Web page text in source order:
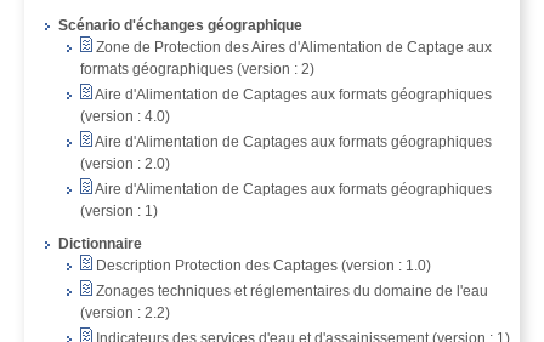
Scénario d'échanges géographique
Zone de Protection des Aires d'Alimentation de Captage aux
formats géographiques (version : 2)
Aire d'Alimentation de Captages aux formats géographiques
(version : 4.0)
Aire d'Alimentation de Captages aux formats géographiques
(version : 2.0)
Aire d'Alimentation de Captages aux formats géographiques
(version : 1)
Dictionnaire
Description Protection des Captages (version : 1.0)
Zonages techniques et réglementaires du domaine de l'eau
(version : 2.2)
Indicateurs des services d'eau et d'assainissement (version : 1)